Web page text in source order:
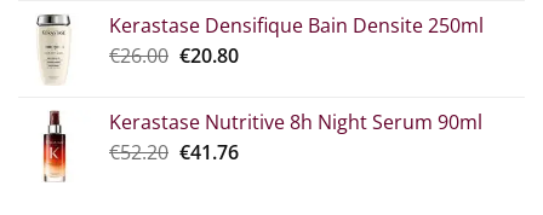
was:
€52.30.
τιμή
είναι:
Kerastase Densifique Bain Densite 250ml
€26.00 Original
€26.00.
€20.80Η
είναι:
€20.80.
Kerastase Nutritive 8h Night Serum 90ml
€52.20 Original
€41.76Η